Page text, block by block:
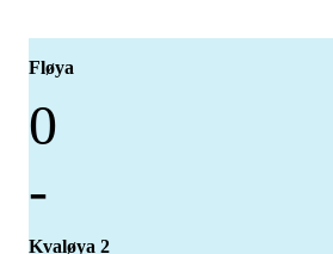
Fløya
0
-
Kvaløya 2